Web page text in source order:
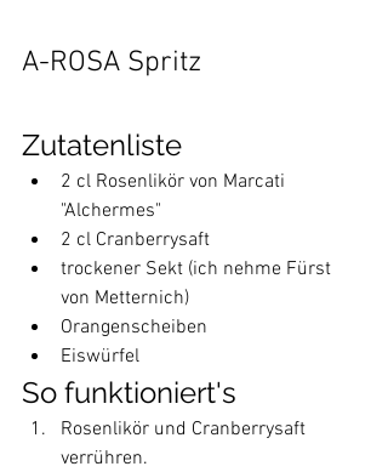
A-ROSA Spritz
Zutatenliste
2 cl Rosenlikör von Marcati
"Alchermes"
2 cl Cranberrysaft
trockener Sekt (ich nehme Fürst
von Metternich)
Orangenscheiben
Eiswürfel
So funktioniert's
Rosenlikör und Cranberrysaft
verrühren.